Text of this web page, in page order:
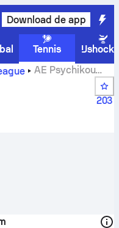
Download de app
Tennis
AE Psychikou
203